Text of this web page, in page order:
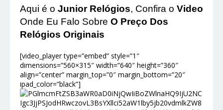
Aqui é o Junior Relógios, Confira o Video
Onde Eu Falo Sobre O Preço Dos
Relógios Originais
[video_player type=”embed” style=”1″
dimensions=”560×315″ width=”640″ height=”360″
align=”center” margin_top=”0″ margin_bottom=”20″
ipad_color=”black”]